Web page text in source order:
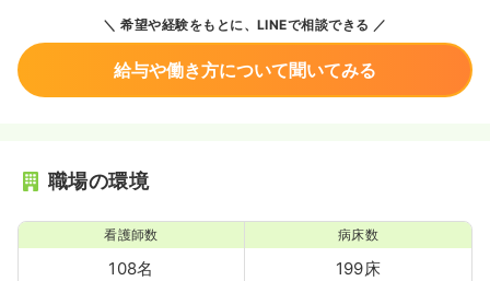
希望や経験をもとに、LINEで相談できる
給与や働き方について聞いてみる
職場の環境
看護師数
108名
病床数
199床